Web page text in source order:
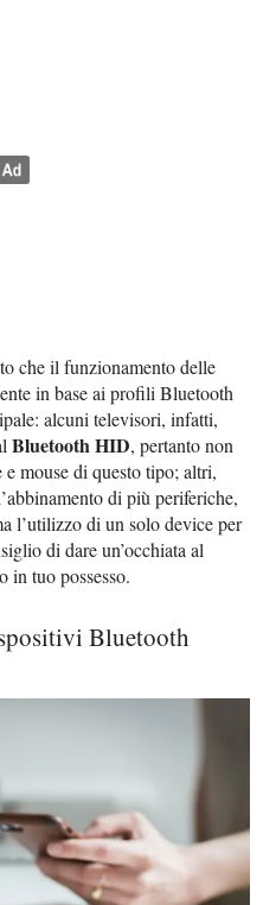
che il funzionamento delle
in base ai profili Bluetooth
alcuni televisori, infatti,
Bluetooth HID, pertanto non
mouse di questo tipo; altri,
di più periferiche,
l’utilizzo di un solo device per
di dare un’occhiata al
in tuo possesso.
Bluetooth